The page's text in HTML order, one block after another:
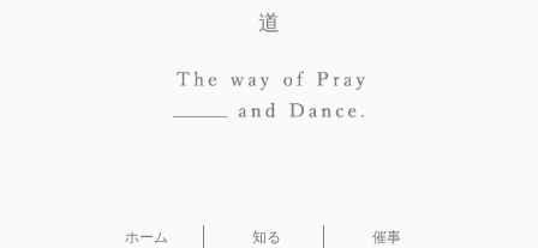
ホーム 知る 催事